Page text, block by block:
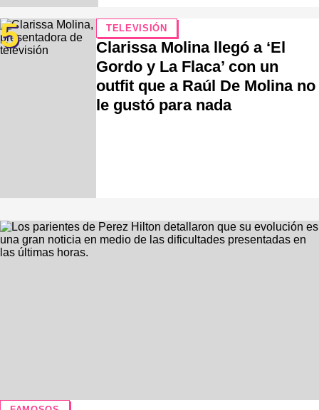
5 TELEVISIÓN
Clarissa Molina llegó a ‘El
Gordo y La Flaca’ con un
outfit que a Raúl De Molina no
le gustó para nada